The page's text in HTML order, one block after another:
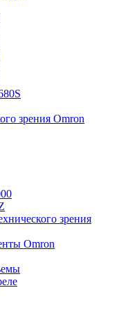
зрения Omron
зрения
Omron